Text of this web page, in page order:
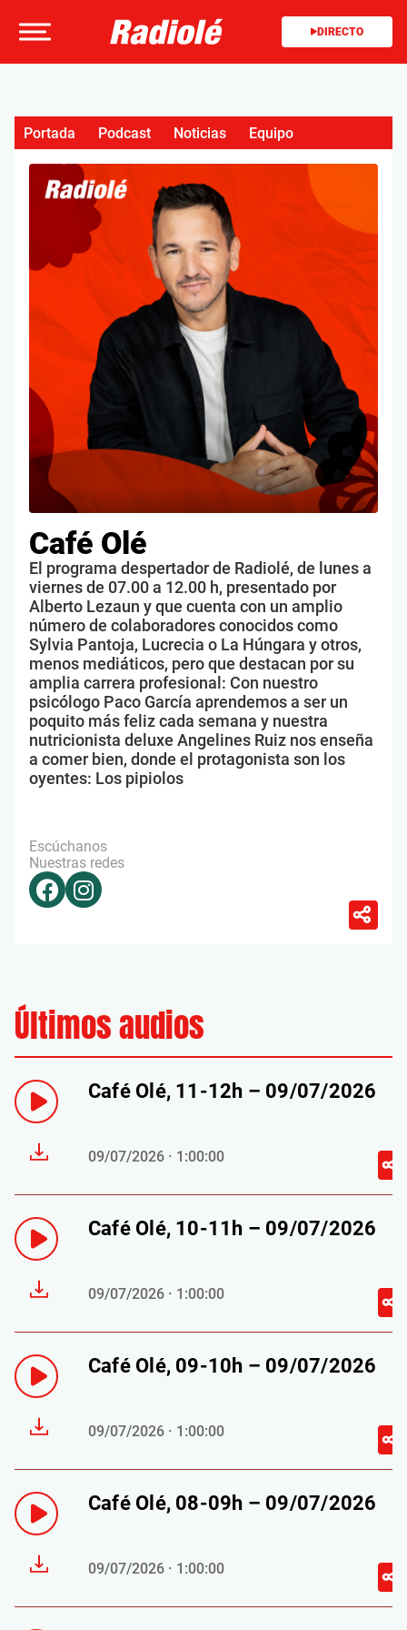
DIRECTO
Café Olé
El programa despertador de Radiolé, de lunes a
viernes de 07.00 a 12.00 h, presentado por
Alberto Lezaun y que cuenta con un amplio
número de colaboradores conocidos como
Sylvia Pantoja, Lucrecia o La Húngara y otros,
menos mediáticos, pero que destacan por su
amplia carrera profesional: Con nuestro
psicólogo Paco García aprendemos a ser un
poquito más feliz cada semana y nuestra
nutricionista deluxe Angelines Ruiz nos enseña
a comer bien, donde el protagonista son los
oyentes: Los pipiolos
Escúchanos
Nuestras redes
Portada Podcast Noticias Equipo
Últimos audios
Café Olé, 11-12h – 09/07/2026
09/07/2026 · 1:00:00
Café Olé, 10-11h – 09/07/2026
09/07/2026 · 1:00:00
Café Olé, 09-10h – 09/07/2026
09/07/2026 · 1:00:00
Café Olé, 08-09h – 09/07/2026
09/07/2026 · 1:00:00